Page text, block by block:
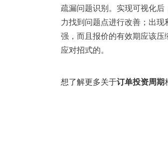
疏漏问题识别。实现可视化
力找到问题点进行改善；出
强，而且报价的有效期应该
应对招式的。
想了解更多关于订单投资周期